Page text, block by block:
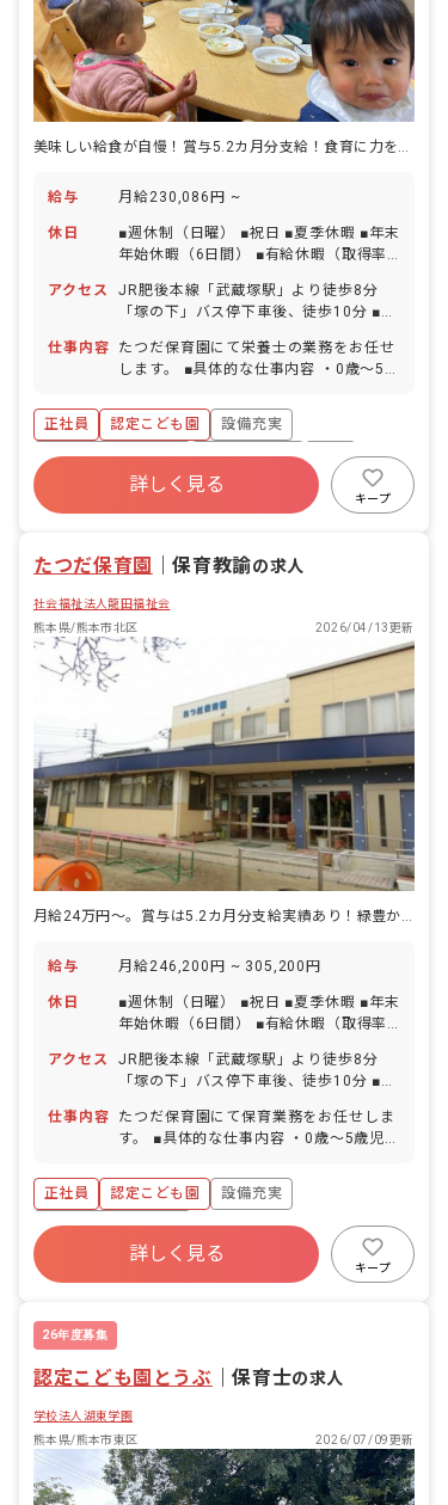
美味しい給食が自慢！賞与5.2カ月分支給！食育に力を入れるこども園です
給与 月給230,086円 ~
休日
■週休制（日曜） ■祝日 ■夏季休暇 ■年末
年始休暇（6日間） ■有給休暇（取得率
連休相談OK※有給休暇で取得可） ■慶弔
休暇 ■産前産後・育児休暇（取得率
100％・復帰率100％） ■介護・看護休
暇 ※年間休日94日（有休は別途付与）
早退・欠勤の相談も可
アクセス
JR肥後本線「武蔵塚駅」より徒歩8分
「塚の下」バス停下車後、徒歩10分 ■マ
有／月2,200円、自転車・バイクは駐輪
場無料）
仕事内容
たつだ保育園にて栄養士の業務をお任せ
します。 ■具体的な仕事内容 ・0歳～5歳
注 ・給食日誌作成、記入、栄養計算、報
告書作成 ・食育指導 ・給食便り発行 ・
給食室内、食品庫内の衛生管理
正社員 認定こども園
設備充実
ボーナス・賞与あり
社会保険完備
有給
福利厚生充実
退職金制度
残業少なめ
詳しく見る
キープ
たつだ保育園 ｜保育教諭の求人
社会福祉法人龍田福祉会
熊本県/熊本市北区
2026/04/13更新
月給24万円～。賞与は5.2カ月分支給実績あり！緑豊かな環境のこども園
給与 月給246,200円 ~ 305,200円
休日
■週休制（日曜） ■祝日 ■夏季休暇 ■年末
年始休暇（6日間） ■有給休暇（取得率
連休相談OK※有給休暇で取得可） ※1年
目10日、2年目以降1日追加、8年目以降
20日付与 ■慶弔休暇 ■産前産後・育児休
暇（取得率100％・復帰率100％） ■介
別途付与） ※お子様の体調不良や行事に
よる遅刻・早退・欠勤の相談も可
アクセス
JR肥後本線「武蔵塚駅」より徒歩8分
「塚の下」バス停下車後、徒歩10分 ■マ
有／月2,200円、自転車・バイクは駐輪
場無料）
仕事内容
たつだ保育園にて保育業務をお任せしま
す。 ■具体的な仕事内容 ・0歳～5歳児の
日誌、連絡帳の作成記入 ・保護者対応、
個別面談対応 ・園舎全体に関わる掃除、
遊具、備品類、おもちゃ、絵本などのチ
ェックおよびメンテナンス
正社員 認定こども園
設備充実
ボーナス・賞与あり
寮・住宅・家賃補助あり
社会保険完備
残業少なめ
詳しく見る
キープ
26年度募集
認定こども園とうぶ ｜保育士の求人
学校法人湖東学園
熊本県/熊本市東区
2026/07/09更新